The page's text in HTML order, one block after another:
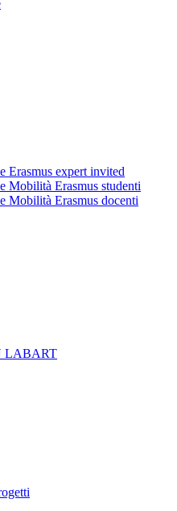
Erasmus expert invited
Mobilità Erasmus studenti
Mobilità Erasmus docenti
LABART